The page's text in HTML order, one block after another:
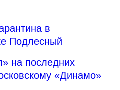
в
Подлесный
на последних
«Динамо»